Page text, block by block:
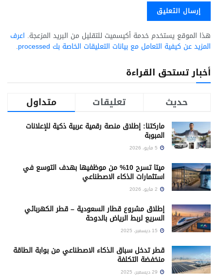
هذا الموقع يستخدم خدمة أكيسميت للتقليل من البريد المزعجة. اعرف
المزيد عن كيفية التعامل مع بيانات التعليقات الخاصة بك processed
.
أخبار تستحق القراءة
متداول
تعليقات حديث
ماركتنا: إطلاق منصة رقمية عربية ذكية للإعلانات
المبوبة
ميتا تسرح 10% من موظفيها بهدف التوسع في
استثمارات الذكاء الاصطناعي
إطلاق مشروع قطار السعودية – قطر الكهربائي
السريع لربط الرياض بالدوحة
قطر تدخل سباق الذكاء الاصطناعي من بوابة الطاقة
منخفضة التكلفة